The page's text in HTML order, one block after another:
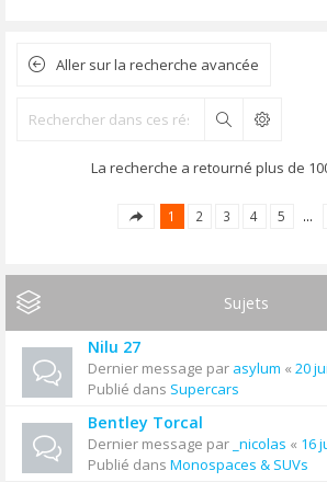
Aller sur la recherche avancée
Rechercher
La recherche a retourné plus de
1 2 3 4 5 …
Sujets
Nilu 27
Dernier message par asylum « 20
Publié dans Supercars
Bentley Torcal
Dernier message par _nicolas « 16
Publié dans Monospaces & SUVs